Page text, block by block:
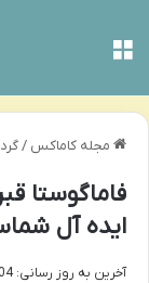
مجله کاماکس /
فاماگوستا
ایده آل
آخرین به روز رسانی: 03/07/1404